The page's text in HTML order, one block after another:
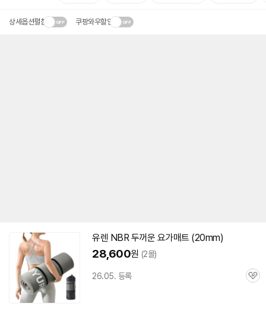
상세옵션펼침 쿠팡와우할인
유렌 NBR두꺼운 요가매트 (20mm)
28,600원 (2몰)
26.05. 등록
관